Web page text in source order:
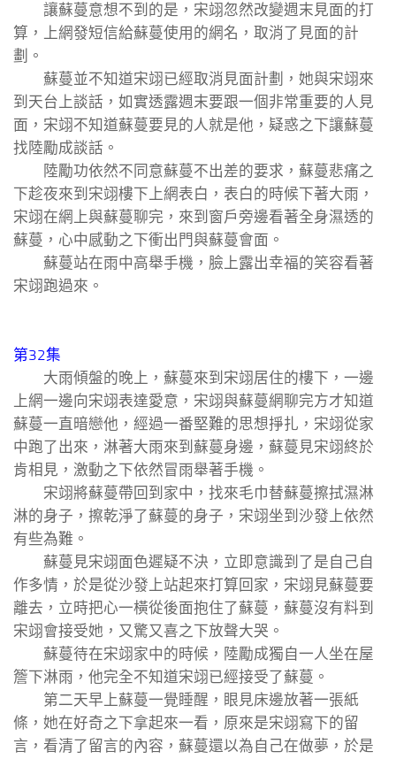
讓蘇蔓意想不到的是，宋翊忽然改變週末見面的打
算，上網發短信給蘇蔓使用的網名，取消了見面的計
劃。
蘇蔓並不知道宋翊已經取消見面計劃，她與宋翊來
到天台上談話，如實透露週末要跟一個非常重要的人見
面，宋翊不知道蘇蔓要見的人就是他，疑惑之下讓蘇蔓
找陸勵成談話。
陸勵功依然不同意蘇蔓不出差的要求，蘇蔓悲痛之
下趁夜來到宋翊樓下上網表白，表白的時候下著大雨，
宋翊在網上與蘇蔓聊完，來到窗戶旁邊看著全身濕透的
蘇蔓，心中感動之下衝出門與蘇蔓會面。
蘇蔓站在雨中高舉手機，臉上露出幸福的笑容看著
宋翊跑過來。
第32集
大雨傾盤的晚上，蘇蔓來到宋翊居住的樓下，一邊
上網一邊向宋翊表達愛意，宋翊與蘇蔓網聊完方才知道
蘇蔓一直暗戀他，經過一番堅難的思想掙扎，宋翊從家
中跑了出來，淋著大雨來到蘇蔓身邊，蘇蔓見宋翊終於
肯相見，激動之下依然冒雨舉著手機。
宋翊將蘇蔓帶回到家中，找來毛巾替蘇蔓擦拭濕淋
淋的身子，擦乾淨了蘇蔓的身子，宋翊坐到沙發上依然
有些為難。
蘇蔓見宋翊面色遲疑不決，立即意識到了是自己自
作多情，於是從沙發上站起來打算回家，宋翊見蘇蔓要
離去，立時把心一橫從後面抱住了蘇蔓，蘇蔓沒有料到
宋翊會接受她，又驚又喜之下放聲大哭。
蘇蔓待在宋翊家中的時候，陸勵成獨自一人坐在屋
簷下淋雨，他完全不知道宋翊已經接受了蘇蔓。
第二天早上蘇蔓一覺睡醒，眼見床邊放著一張紙
條，她在好奇之下拿起來一看，原來是宋翊寫下的留
言，看清了留言的內容，蘇蔓還以為自己在做夢，於是